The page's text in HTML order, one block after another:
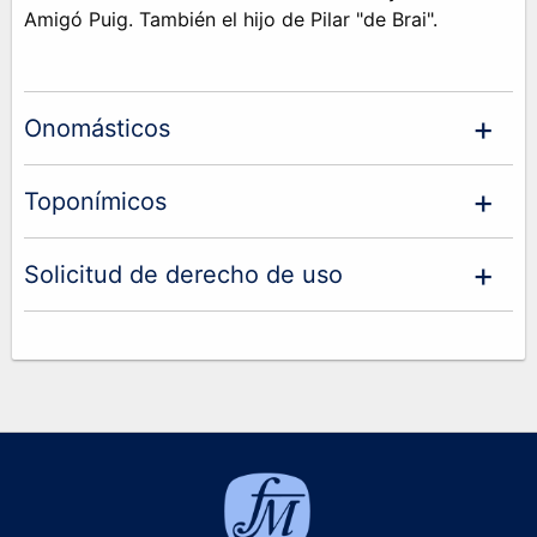
Amigó Puig. También el hijo de Pilar "de Brai".
Onomásticos
Toponímicos
Solicitud de derecho de uso